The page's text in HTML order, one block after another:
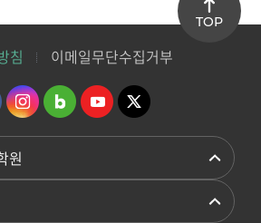
침 이메일무단수집거부
원
TOP